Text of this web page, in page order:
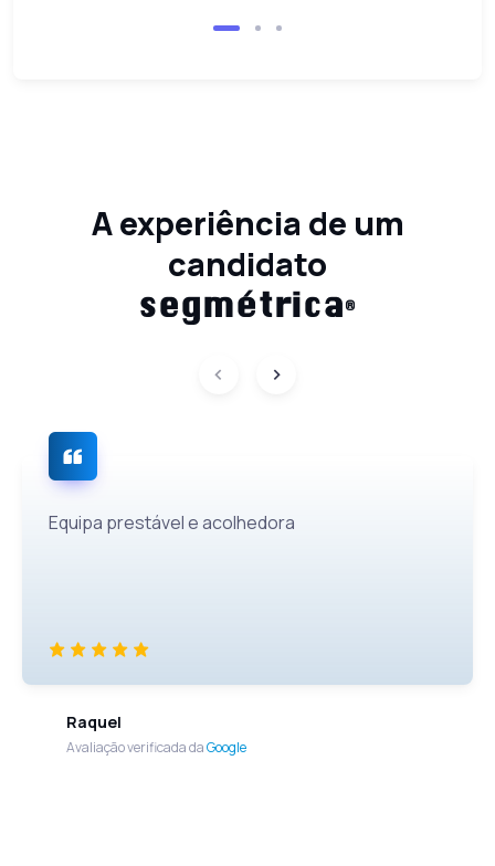
A experiência de um
candidato
seg métrica ®
Equipa prestável e acolhedora
Raquel
Avaliação verificada daGoogle